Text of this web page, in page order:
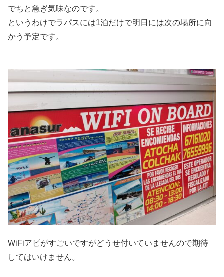
でちと急ぎ気味なのです。
というわけでラパスには1泊だけで明日には次の場所に向
かう予定です。
WiFiアピがすごいですがどうせ付いていませんので期待
してはいけません。